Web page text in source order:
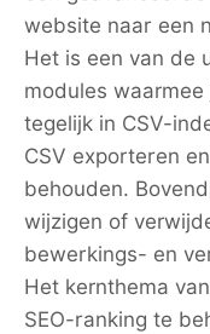
website naar een
Het is een van de
modules
tegelijk in CSV-
CSV exporteren
behouden.
wijzigen of
bewerkings- en
Het kernthema
SEO-ranking te